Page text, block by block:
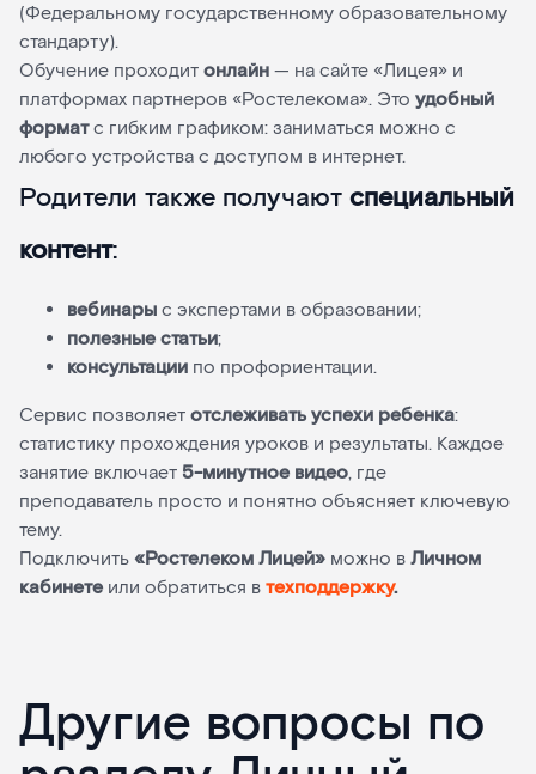
(Федеральному государственному образовательному
стандарту).
Обучение проходитонлайн— на сайте «Лицея» и
платформах партнеров «Ростелекома». Это удобный
форматс гибким графиком: заниматься можно с
любого устройства с доступом в интернет.
Родители также получают специальный
контент:
вебинарыс экспертами в образовании;
полезные статьи;
консультации по профориентации.
Сервис позволяетотслеживать успехи ребенка:
статистику прохождения уроков и результаты. Каждое
занятие включает 5-минутное видео, где
преподаватель просто и понятно объясняет ключевую
тему.
Подключить«Ростелеком Лицей» можно вЛичном
кабинете или обратиться втехподдержку.
Другие вопросы по